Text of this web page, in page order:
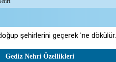
şehirlerini geçerek 'ne dökülür.
Gediz Nehri Özellikleri